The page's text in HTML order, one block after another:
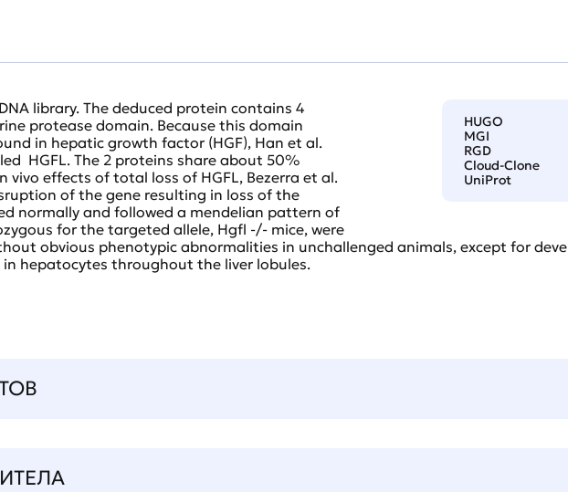
HUGO
MGI
RGD
Cloud-Clone
UniProt
library. The deduced protein contains 4
protease domain. Because this domain
in hepatic growth factor (HGF), Han et al.
HGFL. The 2 proteins share about 50%
vivo effects of total loss of HGFL, Bezerra et al.
of the gene resulting in loss of the
normally and followed a mendelian pattern of
for the targeted allele, Hgfl -/- mice, were
obvious phenotypic abnormalities in unchallenged animals, except for
hepatocytes throughout the liver lobules.